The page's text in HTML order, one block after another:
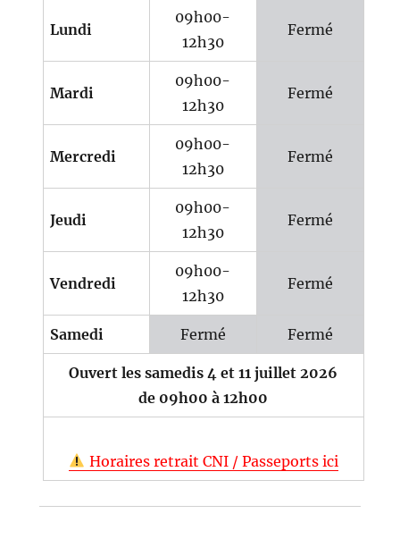
Lundi
09h00-
12h30
Fermé
Mardi
09h00-
12h30
Fermé
Mercredi
09h00-
12h30
Fermé
Jeudi
09h00-
12h30
Fermé
Vendredi
09h00-
12h30
Fermé
Samedi Fermé Fermé
Ouvert les samedis 4 et 11 juillet 2026
de 09h00 à 12h00
Horaires retrait CNI / Passeports ici